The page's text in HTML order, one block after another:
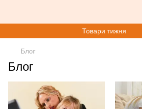
Товари тижня
Блог
Блог